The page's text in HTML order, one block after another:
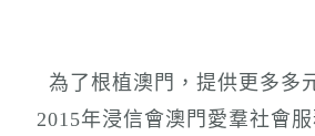
為了根植澳門，提供更多多
2015年浸信會澳門愛羣社會